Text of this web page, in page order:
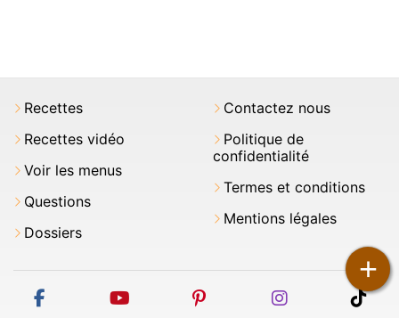
+
Recettes
Recettes vidéo
Voir les menus
Questions
Dossiers
Contactez nous
Politique de
confidentialité
Termes et conditions
Mentions légales
facebook youtube pinterest instagram